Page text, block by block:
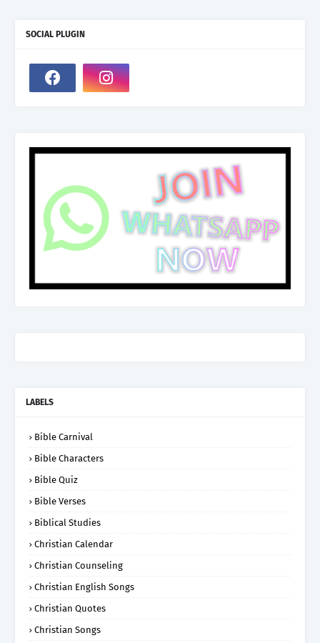
SOCIAL PLUGIN
LABELS
Bible Carnival
Bible Characters
Bible Quiz
Bible Verses
Biblical Studies
Christian Calendar
Christian Counseling
Christian English Songs
Christian Quotes
Christian Songs